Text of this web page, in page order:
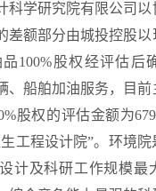
科学研究院有限公司
差额部分由城投控股
100%股权经评估后
、船舶加油服务，目
股权的评估金额为
工程设计院”。环境
计及科研工作规模最